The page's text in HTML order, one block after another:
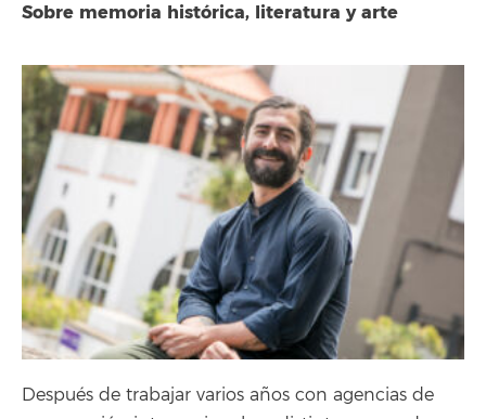
Sobre memoria histórica, literatura y arte
Después de trabajar varios años con agencias de